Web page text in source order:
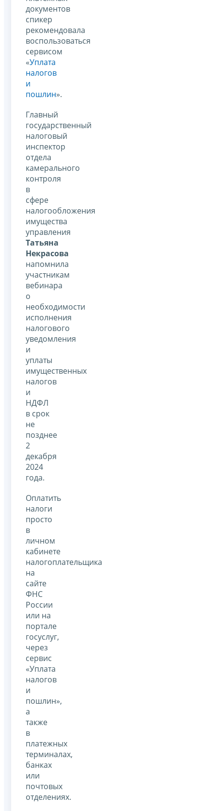
документов
спикер
рекомендовала
воспользоваться
сервисом
«Уплата
налогов
и
пошлин».
Главный
государственный
налоговый
инспектор
отдела
камерального
контроля
в
сфере
налогообложения
имущества
управления
Татьяна
Некрасова
напомнила
участникам
вебинара
о
необходимости
исполнения
налогового
уведомления
и
уплаты
имущественных
налогов
и
НДФЛ
в срок
не
позднее
2
декабря
2024
года.
Оплатить
налоги
просто
в
личном
кабинете
налогоплательщика
на
сайте
ФНС
России
или на
портале
госуслуг,
через
сервис
«Уплата
налогов
и
пошлин»,
а
также
в
платежных
терминалах,
банках
или
почтовых
отделениях.